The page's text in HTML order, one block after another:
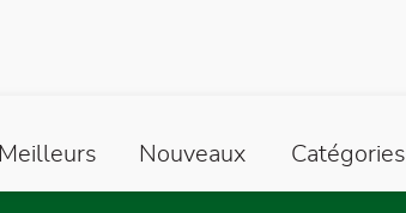
Meilleurs Nouveaux Catégories